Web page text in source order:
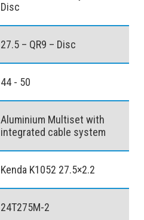
Disc
27.5 – QR9 – Disc
44 - 50
Aluminium Multiset with
integrated cable system
Kenda K1052 27.5×2.2
24T275M-2